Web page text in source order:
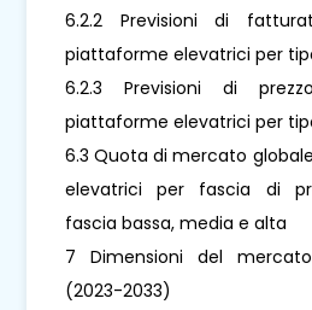
6.2.2 Previsioni di
piattaforme elevatrici per
6.2.3 Previsioni di
piattaforme elevatrici per
6.3 Quota di mercato
elevatrici per fascia di
fascia bassa, media e alta
7 Dimensioni del
(2023-2033)